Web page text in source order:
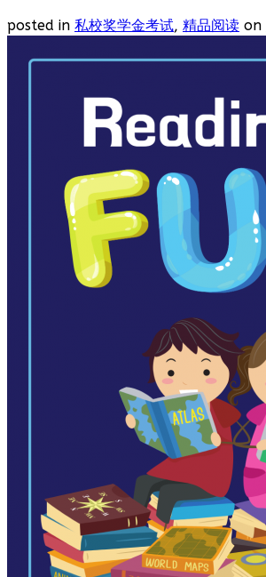
posted in 私校奖学金考试, 精品阅读 on